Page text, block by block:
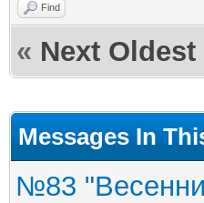
Find
« Next Oldest
Messages In
№83